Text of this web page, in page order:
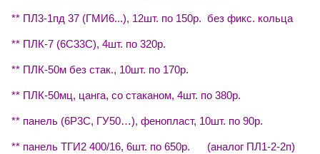
** ПЛ3-1пд 37 (ГМИ6...), 12шт. по 150р. без фикс. кольца
** ПЛК-7 (6С33С), 4шт. по 320р.
** ПЛК-50м без стак., 10шт. по 170р.
** ПЛК-50мц, цанга, со стаканом, 4шт. по 380р.
** панель (6Р3С, ГУ50…), фенопласт, 10шт. по 90р.
** панель ТГИ2 400/16, 6шт. по 650р. (аналог ПЛ1-2-2п)